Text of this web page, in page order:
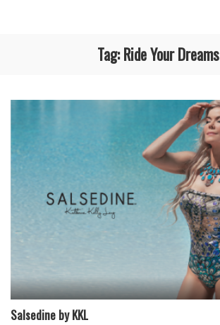
Tag:Ride Your Dreams
Salsedine by KKL